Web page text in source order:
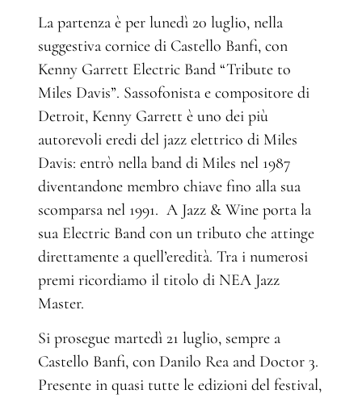
La partenza è per lunedì 20 luglio, nella
suggestiva cornice di Castello Banfi, con
Kenny Garrett Electric Band “Tribute to
Miles Davis”. Sassofonista e compositore di
Detroit, Kenny Garrett è uno dei più
autorevoli eredi del jazz elettrico di Miles
Davis: entrò nella band di Miles nel 1987
diventandone membro chiave fino alla sua
scomparsa nel 1991. A Jazz & Wine porta la
sua Electric Band con un tributo che attinge
direttamente a quell’eredità. Tra i numerosi
premi ricordiamo il titolo di NEA Jazz
Master.
Si prosegue martedì 21 luglio, sempre a
Castello Banfi, con Danilo Rea and Doctor 3.
Presente in quasi tutte le edizioni del festival,